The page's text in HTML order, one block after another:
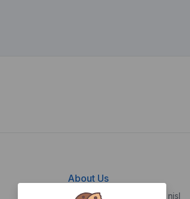
About Us
Vestibulum quis risus sed nisl